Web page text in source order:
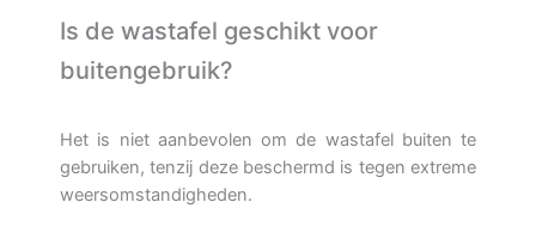
Is de wastafel geschikt voor
buitengebruik?
Het is niet aanbevolen om de wastafel buiten te
gebruiken, tenzij deze beschermd is tegen extreme
weersomstandigheden.